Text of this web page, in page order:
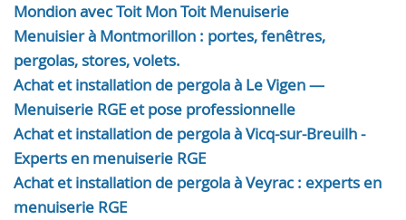
Mondion avec Toit Mon Toit Menuiserie
Menuisier à Montmorillon : portes, fenêtres,
pergolas, stores, volets.
Achat et installation de pergola à Le Vigen —
Menuiserie RGE et pose professionnelle
Achat et installation de pergola à Vicq-sur-Breuilh -
Experts en menuiserie RGE
Achat et installation de pergola à Veyrac : experts en
menuiserie RGE